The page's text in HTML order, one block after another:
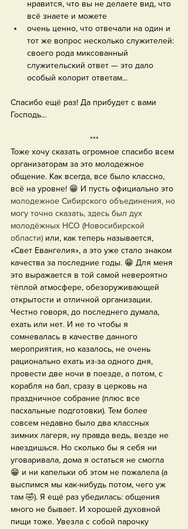
нравится, что вы не делаете вид, что
всё знаете и можете
очень ценно, что отвечали на один и
тот же вопрос несколько служителей:
своего рода миксованный
служительский ответ — это дало
особый колорит ответам...
Спасибо ещё раз! Да прибудет с вами
Господь...
***
Тоже хочу сказать огромное спасибо всем
организаторам за это молодежное
общение. Как всегда, все было классно,
всё на уровне! 😁 И пусть официально это
молодежное Сибирского объединения, но
могу точно сказать, здесь был дух
молодёжных НСО (Новосибирской
области) или, как теперь называется,
«Свет Евангелия», а это уже стало знаком
качества за последние годы. 😁 Для меня
это выражается в той самой невероятно
тёплой атмосфере, обезоруживающей
открытости и отличной организации.
Честно говоря, до последнего думала,
ехать или нет. И не то чтобы я
сомневалась в качестве данного
мероприятия, но казалось, не очень
рационально ехать из-за одного дня,
провести две ночи в поезде, а потом, с
корабля на бал, сразу в церковь на
праздничное собрание (плюс все
пасхальные подготовки). Тем более
совсем недавно было два классных
зимних лагеря, ну правда ведь, везде не
наездишься. Но сколько бы я себя ни
уговаривала, дома я остаться не смогла
😁 и ни капельки об этом не пожалела (а
выспимся мы как-нибудь потом, чего уж
там 🤣). Я ещё раз убедилась: общения
много не бывает. И хорошей духовной
пищи тоже. Увезла с собой парочку